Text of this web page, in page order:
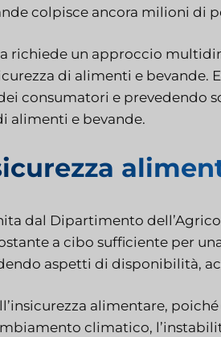
colpisce ancora milioni di
richiede un approccio
di alimenti e bevande.
consumatori e prevedendo
alimenti e bevande.
dal Dipartimento
a cibo sufficiente per
aspetti di disponibilità,
alimentare, poiché
climatico,